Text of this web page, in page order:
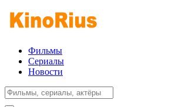
Фильмы
Сериалы
Новости